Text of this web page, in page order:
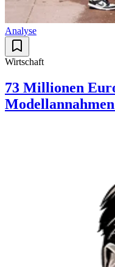
Analyse
Wirtschaft
73 Millionen